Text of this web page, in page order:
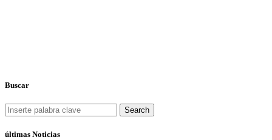
Buscar
Search
últimas Noticias